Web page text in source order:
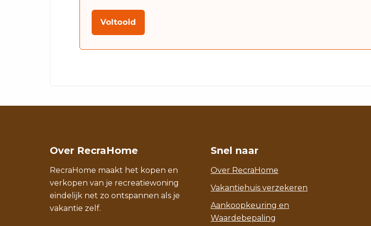
Over RecraHome
RecraHome maakt het kopen en
verkopen van je recreatiewoning
eindelijk net zo ontspannen als je
vakantie zelf.
Snel naar
Over RecraHome
Vakantiehuis verzekeren
Aankoopkeuring en
Waardebepaling